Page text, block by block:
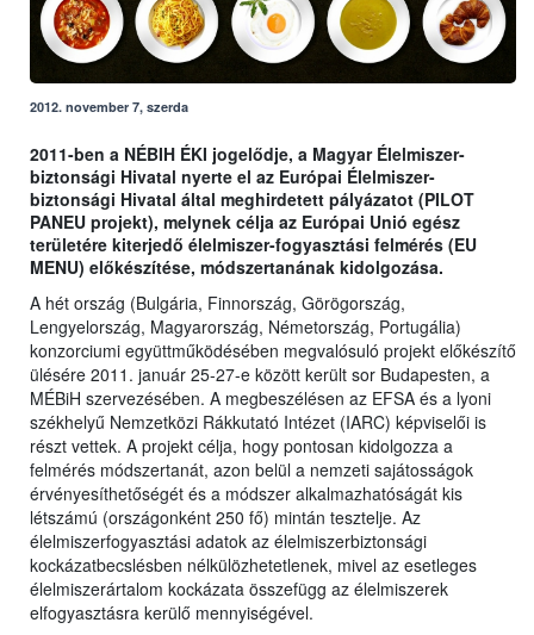
2012. november 7, szerda
2011-ben a NÉBIH ÉKI jogelődje, a Magyar Élelmiszer-
biztonsági Hivatal nyerte el az Európai Élelmiszer-
biztonsági Hivatal által meghirdetett pályázatot (PILOT
PANEU projekt), melynek célja az Európai Unió egész
területére kiterjedő élelmiszer-fogyasztási felmérés (EU
MENU) előkészítése, módszertanának kidolgozása.
A hét ország (Bulgária, Finnország, Görögország,
Lengyelország, Magyarország, Németország, Portugália)
konzorciumi együttműködésében megvalósuló projekt előkészítő
ülésére 2011. január 25-27-e között került sor Budapesten, a
MÉBiH szervezésében. A megbeszélésen az EFSA és a lyoni
székhelyű Nemzetközi Rákkutató Intézet (IARC) képviselői is
részt vettek. A projekt célja, hogy pontosan kidolgozza a
felmérés módszertanát, azon belül a nemzeti sajátosságok
érvényesíthetőségét és a módszer alkalmazhatóságát kis
létszámú (országonként 250 fő) mintán tesztelje. Az
élelmiszerfogyasztási adatok az élelmiszerbiztonsági
kockázatbecslésben nélkülözhetetlenek, mivel az esetleges
élelmiszerártalom kockázata összefügg az élelmiszerek
elfogyasztásra kerülő mennyiségével.